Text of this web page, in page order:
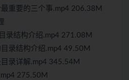
重要的三个事.mp4 206.38M
录结构介绍.mp4 271.08M
录结构介绍.mp4 49.50M
录详解.mp4 345.54M
275.50M